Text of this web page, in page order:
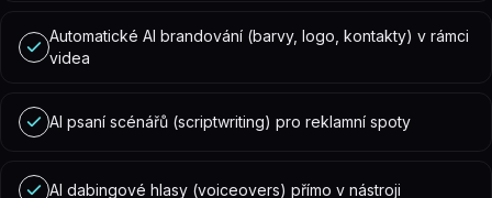
Automatické AI brandování (barvy, logo, kontakty) v rámci
videa
AI psaní scénářů (scriptwriting) pro reklamní spoty
AI dabingové hlasy (voiceovers) přímo v nástroji